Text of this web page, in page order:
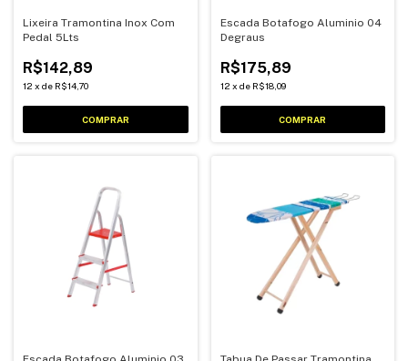
Lixeira Tramontina Inox Com
Pedal 5Lts
R$142,89
12 x de R$14,70
Escada Botafogo Aluminio 04
Degraus
R$175,89
12 x de R$18,09